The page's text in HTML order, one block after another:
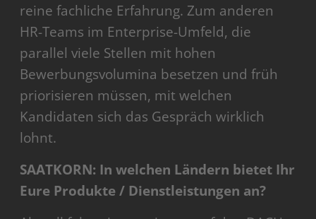
reine fachliche Erfahrung. Zum anderen
HR-Teams im Enterprise-Umfeld, die
parallel viele Stellen mit hohen
Bewerbungsvolumina besetzen und früh
priorisieren müssen, mit welchen
Kandidaten sich das Gespräch wirklich
lohnt.
SAATKORN: In welchen Ländern bietet Ihr
Eure Produkte / Dienstleistungen an?